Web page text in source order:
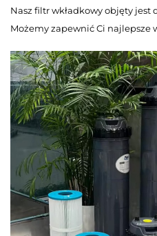
Nasz filtr wkładkowy objęty jest
Możemy zapewnić Ci najlepsze